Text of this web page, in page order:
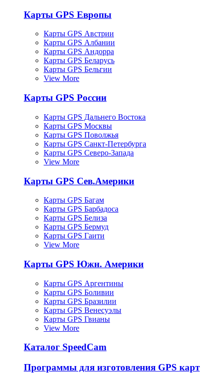
Карты GPS Европы
Карты GPS Австрии
Карты GPS Албании
Карты GPS Андорра
Карты GPS Беларусь
Карты GPS Бельгии
View More
Карты GPS России
Карты GPS Дальнего Востока
Карты GPS Москвы
Карты GPS Поволжья
Карты GPS Санкт-Петербурга
Карты GPS Северо-Запада
View More
Карты GPS Сев.Америки
Карты GPS Багам
Карты GPS Барбадоса
Карты GPS Белиза
Карты GPS Бермуд
Карты GPS Гаити
View More
Карты GPS Южн. Америки
Карты GPS Аргентины
Карты GPS Боливии
Карты GPS Бразилии
Карты GPS Венесуэлы
Карты GPS Гвианы
View More
Каталог SpeedCam
Программы для изготовления GPS карт